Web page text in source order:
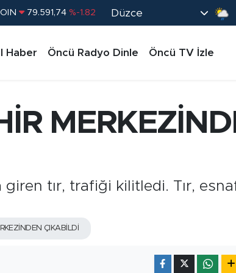
79.591,74 %-1.82
53,38690 %0.19
14.598,00 %0
Düzce
Haber Öncü Radyo Dinle Öncü TV İzle
tır, trafiği kilitledi. Tır,
ÇIKABİLDİ